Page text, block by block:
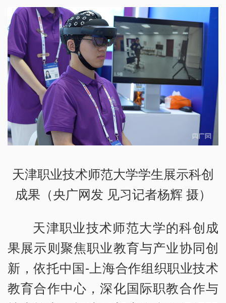
天津职业技术师范大学学生展示科创
成果（央广网发 见习记者杨辉 摄）
天津职业技术师范大学的科创成
果展示则聚焦职业教育与产业协同创
新，依托中国-上海合作组织职业技术
教育合作中心，深化国际职教合作与